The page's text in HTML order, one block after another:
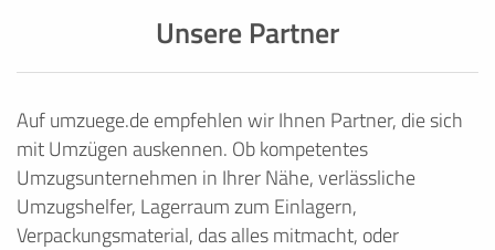
Unsere Partner
Auf umzuege.de empfehlen wir Ihnen Partner, die sich
mit Umzügen auskennen. Ob kompetentes
Umzugsunternehmen in Ihrer Nähe, verlässliche
Umzugshelfer, Lagerraum zum Einlagern,
Verpackungsmaterial, das alles mitmacht, oder